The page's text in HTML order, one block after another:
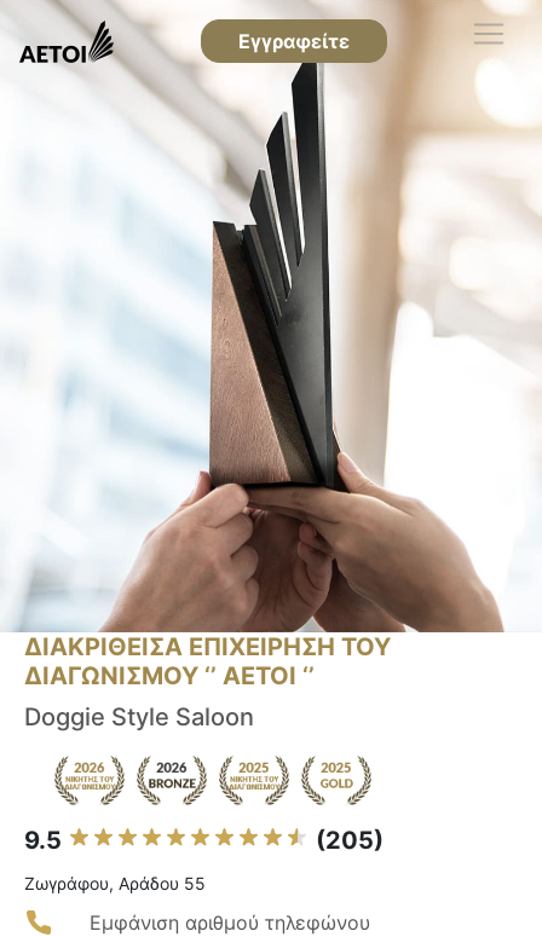
Εγγραφείτε
ΔΙΑΚΡΙΘΕΙΣΑ ΕΠΙΧΕΙΡΗΣΗ ΤΟΥ
ΔΙΑΓΩΝΙΣΜΟΥ ‘’ ΑΕΤΟΙ ‘’
Doggie Style Saloon
9.5 (205)
Ζωγράφου, Αράδου 55
Εμφάνιση αριθμού τηλεφώνου